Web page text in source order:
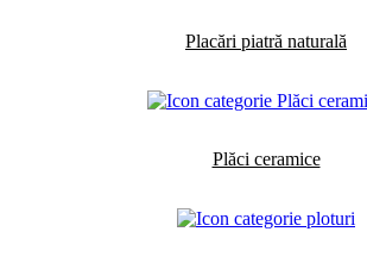
Placări piatră naturală
Plăci ceramice